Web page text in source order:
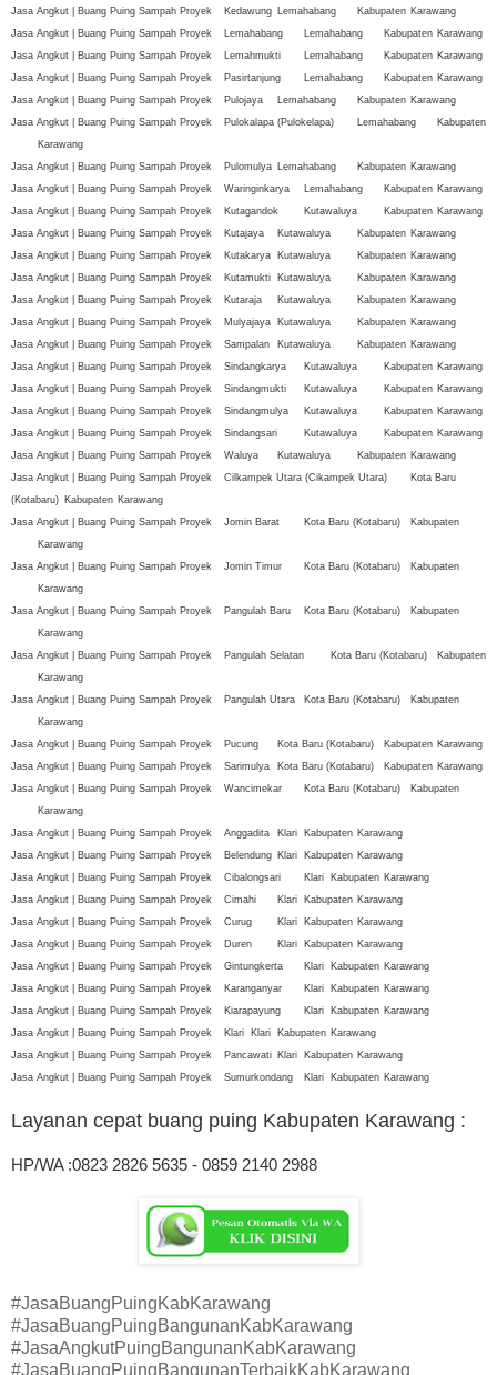
Jasa Angkut | Buang Puing Sampah Proyek
Kedawung Lemahabang Kabupaten Karawang
Jasa Angkut | Buang Puing Sampah Proyek
Lemahabang Lemahabang Kabupaten Karawang
Jasa Angkut | Buang Puing Sampah Proyek
Lemahmukti Lemahabang Kabupaten Karawang
Jasa Angkut | Buang Puing Sampah Proyek
Pasirtanjung Lemahabang Kabupaten Karawang
Jasa Angkut | Buang Puing Sampah Proyek
Pulojaya Lemahabang Kabupaten Karawang
Jasa Angkut | Buang Puing Sampah Proyek
Pulokalapa (Pulokelapa) Lemahabang
Kabupaten
Karawang
Jasa Angkut | Buang Puing Sampah Proyek
Pulomulya Lemahabang Kabupaten Karawang
Jasa Angkut | Buang Puing Sampah Proyek
Waringinkarya Lemahabang Kabupaten Karawang
Jasa Angkut | Buang Puing Sampah Proyek
Kutagandok Kutawaluya Kabupaten Karawang
Jasa Angkut | Buang Puing Sampah Proyek
Kutajaya Kutawaluya Kabupaten Karawang
Jasa Angkut | Buang Puing Sampah Proyek
Kutakarya Kutawaluya Kabupaten Karawang
Jasa Angkut | Buang Puing Sampah Proyek
Kutamukti Kutawaluya Kabupaten Karawang
Jasa Angkut | Buang Puing Sampah Proyek
Kutaraja Kutawaluya Kabupaten Karawang
Jasa Angkut | Buang Puing Sampah Proyek
Mulyajaya Kutawaluya Kabupaten Karawang
Jasa Angkut | Buang Puing Sampah Proyek
Sampalan Kutawaluya Kabupaten Karawang
Jasa Angkut | Buang Puing Sampah Proyek
Sindangkarya Kutawaluya Kabupaten Karawang
Jasa Angkut | Buang Puing Sampah Proyek
Sindangmukti Kutawaluya Kabupaten Karawang
Jasa Angkut | Buang Puing Sampah Proyek
Sindangmulya Kutawaluya Kabupaten Karawang
Jasa Angkut | Buang Puing Sampah Proyek
Sindangsari Kutawaluya Kabupaten Karawang
Jasa Angkut | Buang Puing Sampah Proyek
Waluya Kutawaluya Kabupaten Karawang
Jasa Angkut | Buang Puing Sampah Proyek
Cilkampek Utara (Cikampek Utara)
Kota Baru
(Kotabaru) Kabupaten Karawang
Jasa Angkut | Buang Puing Sampah Proyek
Jomin Barat Kota Baru (Kotabaru)
Kabupaten
Karawang
Jasa Angkut | Buang Puing Sampah Proyek
Jomin Timur Kota Baru (Kotabaru)
Kabupaten
Karawang
Jasa Angkut | Buang Puing Sampah Proyek
Pangulah Baru Kota Baru (Kotabaru)
Kabupaten
Karawang
Jasa Angkut | Buang Puing Sampah Proyek
Pangulah Selatan Kota Baru (Kotabaru)
Kabupaten
Karawang
Jasa Angkut | Buang Puing Sampah Proyek
Pangulah Utara Kota Baru (Kotabaru)
Kabupaten
Karawang
Jasa Angkut | Buang Puing Sampah Proyek
Pucung Kota Baru (Kotabaru) Kabupaten Karawang
Jasa Angkut | Buang Puing Sampah Proyek
Sarimulya Kota Baru (Kotabaru) Kabupaten Karawang
Jasa Angkut | Buang Puing Sampah Proyek
Wancimekar Kota Baru (Kotabaru)
Kabupaten
Karawang
Jasa Angkut | Buang Puing Sampah Proyek
Anggadita Klari Kabupaten Karawang
Jasa Angkut | Buang Puing Sampah Proyek
Belendung Klari Kabupaten Karawang
Jasa Angkut | Buang Puing Sampah Proyek
Cibalongsari Klari Kabupaten Karawang
Jasa Angkut | Buang Puing Sampah Proyek
Cimahi Klari Kabupaten Karawang
Jasa Angkut | Buang Puing Sampah Proyek
Curug Klari Kabupaten Karawang
Jasa Angkut | Buang Puing Sampah Proyek
Duren Klari Kabupaten Karawang
Jasa Angkut | Buang Puing Sampah Proyek
Gintungkerta Klari Kabupaten Karawang
Jasa Angkut | Buang Puing Sampah Proyek
Karanganyar Klari Kabupaten Karawang
Jasa Angkut | Buang Puing Sampah Proyek
Kiarapayung Klari Kabupaten Karawang
Jasa Angkut | Buang Puing Sampah Proyek
Klari Klari Kabupaten Karawang
Jasa Angkut | Buang Puing Sampah Proyek
Pancawati Klari Kabupaten Karawang
Jasa Angkut | Buang Puing Sampah Proyek
Sumurkondang Klari Kabupaten Karawang
Layanan cepat buang puing Kabupaten Karawang :
HP/WA :0823 2826 5635 - 0859 2140 2988
#JasaBuangPuingKabKarawang
#JasaBuangPuingBangunanKabKarawang
#JasaAngkutPuingBangunanKabKarawang
#JasaBuangPuingBangunanTerbaikKabKarawang